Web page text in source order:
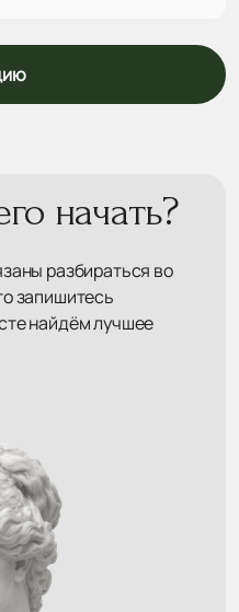
начать?
разбираться во
запишитесь
найдём лучшее